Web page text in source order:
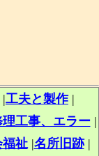
|工夫と製作|
理工事、エラー|
祉|名所旧跡|